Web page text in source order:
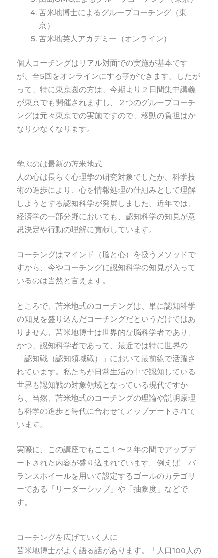
苫米地博士によるグループコーチング（東
京）
苫米地英人アカデミー（オンライン）
個人コーチングはリアル対面での実施が基本です
が、全5回をオンラインにする事ができます。したが
って
特に東京圏の方は、今期より２日間集中講義
が東京でも開催されますし、
２つのグループコーチ
ングは元々東京での実施ですので、移動の負担はか
なり少なくなります。
学ぶのは最新の苫米地式
人の心は長らく心理学の研究対象でしたが、科学技
術の進歩により、心を情報処理の仕組みとして理解
しようとする認知科学が発展しました。近年では、
経済学の一部分野においても、認知科学の知見が意
思決定や行動の理解に貢献しています。
コーチングはマインド（脳と心）を扱うメソッドで
すから、今やコーチングに認知科学の知見が入って
いるのは当然と言えます。
ところで、苫米地式のコーチングは、単に認知科学
の知見を盛り込んだコーチングだというだけではあ
りません。苫米地博士は世界的な脳科学者であり、
かつ、認知科学者であって、最近では特に世界の
「認知戦（認知領域戦）」において最前線で活躍さ
れています。私たちが日常生活の中で認知している
世界も認知戦の対象領域となっている現代ですか
ら、当然、苫米地式のコーチングの理論や説明原理
も科学の進歩と時代に合わせてアップデートされて
います。
実際に、この講座でもここ１〜２年の間でアップデ
ートされた内容が盛り込まれています。例えば、バ
ランスホイールを用いて設定するゴールのカテゴリ
ーである「リーダーシップ」や「抽象度」などで
す。
コーチングを広げていく人に
苫米地博士がよく語る話があります。「人口100人の